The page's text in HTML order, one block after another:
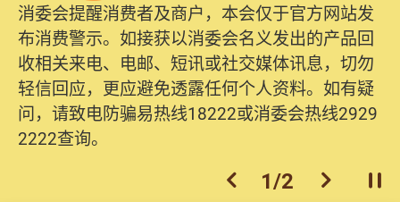
消委会提醒消费者及商户，本会仅于官方网站发
布消费警示。如接获以消委会名义发出的产品回
收相关来电、电邮、短讯或社交媒体讯息，切勿
轻信回应，更应避免透露任何个人资料。如有疑
问，请致电防骗易热线18222或消委会热线2929
2222查询。
上一个
1/2 下一个开